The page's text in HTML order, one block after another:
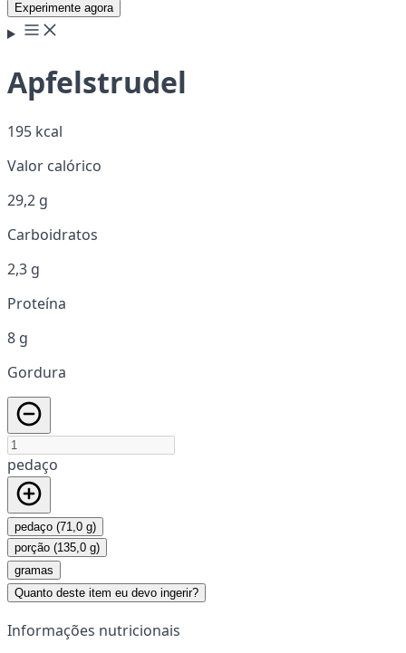
Experimente agora
Apfelstrudel
195 kcal
Valor calórico
29,2 g
Carboidratos
2,3 g
Proteína
8 g
Gordura
pedaço
pedaço (71,0 g)
porção (135,0 g)
gramas
Quanto deste item eu devo ingerir?
Informações nutricionais